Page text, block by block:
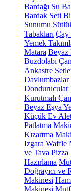
Bardağı Su
Bardak Seti
Sunumu
Tabakları Çay
Yemek
Matara Beyaz
Buzdolabı
Ankastre
Davlumbazlar
Dondurucular
Kurutmalı
Beyaz Eşya
Küçük Ev
Patlatma
Kızartma
Izgara Waffle
ve Tava Pizza
Hazırlama
Doğrayıcı ve
Makinesi
Makinesi